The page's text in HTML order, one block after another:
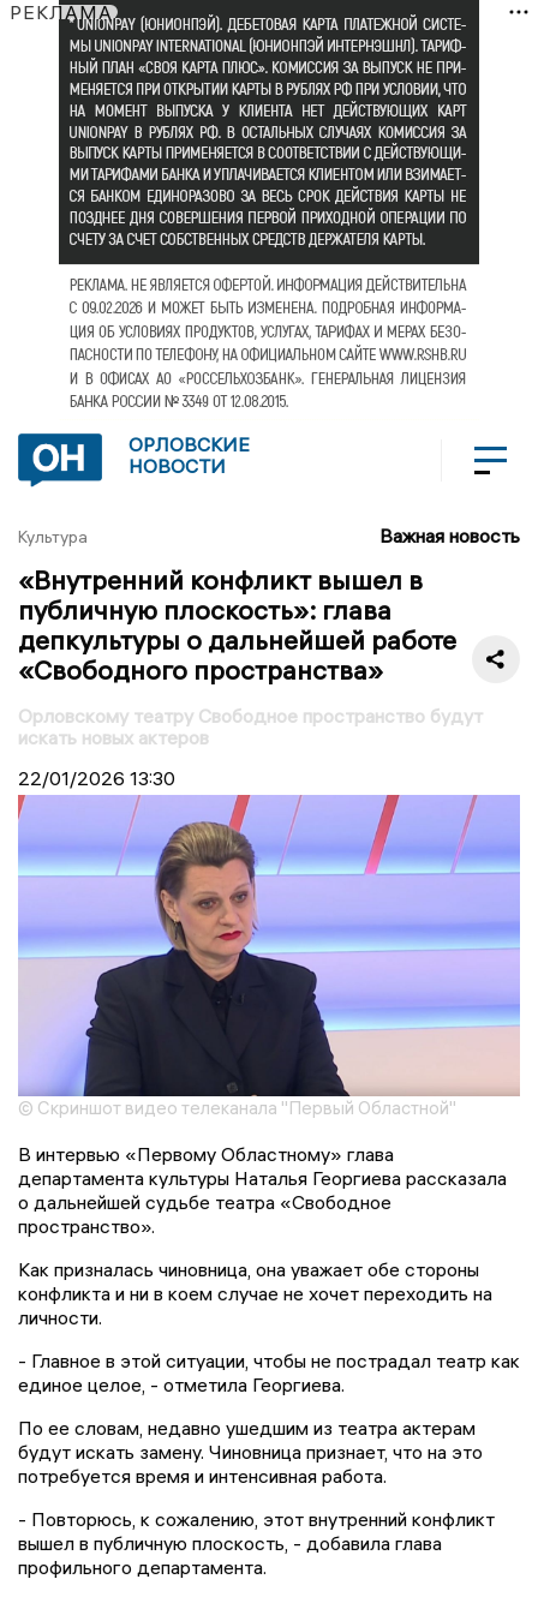
РЕКЛАМА
ОРЛОВСКИЕ
НОВОСТИ
Культура Важная новость
«Внутренний конфликт вышел в
публичную плоскость»: глава
депкультуры о дальнейшей работе
«Свободного пространства»
Орловскому театру Свободное пространство будут
искать новых актеров
22/01/2026 13:30
© Скриншот видео телеканала "Первый Областной"
В интервью «Первому Областному» глава
департамента культуры Наталья Георгиева рассказала
о дальнейшей судьбе театра «Свободное
пространство».
Как призналась чиновница, она уважает обе стороны
конфликта и ни в коем случае не хочет переходить на
личности.
- Главное в этой ситуации, чтобы не пострадал театр как
единое целое, - отметила Георгиева.
По ее словам, недавно ушедшим из театра актерам
будут искать замену. Чиновница признает, что на это
потребуется время и интенсивная работа.
- Повторюсь, к сожалению, этот внутренний конфликт
вышел в публичную плоскость, - добавила глава
профильного департамента.